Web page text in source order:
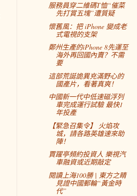
服務員穿二維碼T恤“催菜
先打賞五塊”遭質疑
懷舊風：把 iPhone 變成老
式電視的支架
鄭州生產的iPhone 8先運至
海外再回國內賣？不需
要
這部荒誕詭異充滿野心的
國產片，看著真爽！
中國新一代中低速磁浮列
車完成運行試驗 最快1
年投產
【緊急召集令】 火焰攻
城，請各路英雄速來助
陣！
賈躍亭頻約投資人 樂視汽
車融資或近期敲定
閱讀上海100勝 | 東方之睛
見證中國郵輪“黃金時
代”